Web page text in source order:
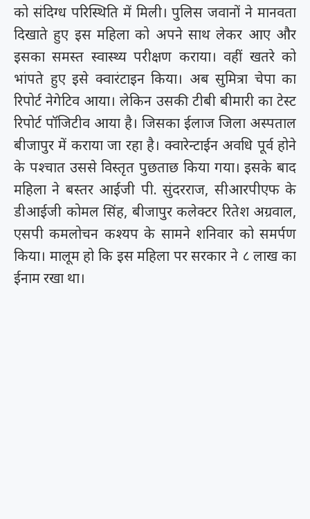
को संदिग्ध परिस्थिति में मिली। पुलिस जवानों ने मानवता
दिखाते हुए इस महिला को अपने साथ लेकर आए और
इसका समस्त स्वास्थ्य परीक्षण कराया। वहीं खतरे को
भांपते हुए इसे क्वारंटाइन किया। अब सुमित्रा चेपा का
रिपोर्ट नेगेटिव आया। लेकिन उसकी टीबी बीमारी का टेस्ट
रिपोर्ट पॉजिटीव आया है। जिसका ईलाज जिला अस्पताल
बीजापुर में कराया जा रहा है। क्वारेन्टाईन अवधि पूर्व होने
के पश्चात उससे विस्तृत पुछताछ किया गया। इसके बाद
महिला ने बस्तर आईजी पी. सुंदरराज, सीआरपीएफ के
डीआईजी कोमल सिंह, बीजापुर कलेक्टर रितेश अग्रवाल,
एसपी कमलोचन कश्यप के सामने शनिवार को समर्पण
किया। मालूम हो कि इस महिला पर सरकार ने ८ लाख का
ईनाम रखा था।